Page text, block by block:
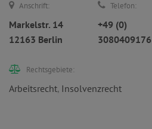
Anschrift:
Markelstr. 14
12163 Berlin
Telefon:
+49 (0)
3080409176
Rechtsgebiete:
Arbeitsrecht, Insolvenzrecht